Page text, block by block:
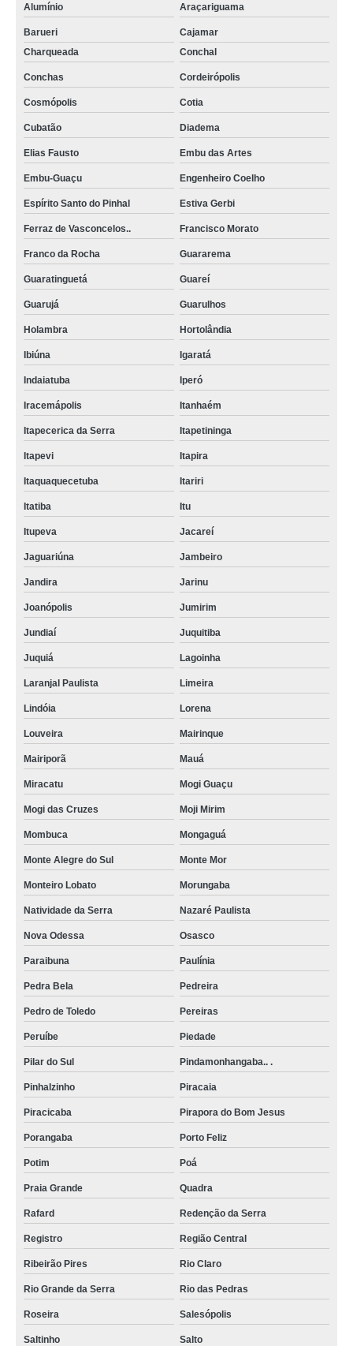
Alumínio Araçariguama
Barueri
Cajamar
Charqueada
Conchal
Conchas Cordeirópolis
Cosmópolis Cotia
Cubatão Diadema
Elias Fausto Embu das Artes
Embu-Guaçu Engenheiro Coelho
Espírito Santo do Pinhal Estiva Gerbi
Ferraz de Vasconcelos.. Francisco Morato
Franco da Rocha Guararema
Guaratinguetá Guareí
Guarujá Guarulhos
Holambra Hortolândia
Ibiúna Igaratá
Indaiatuba Iperó
Iracemápolis Itanhaém
Itapecerica da Serra Itapetininga
Itapevi Itapira
Itaquaquecetuba Itariri
Itatiba Itu
Itupeva Jacareí
Jaguariúna Jambeiro
Jandira Jarinu
Joanópolis Jumirim
Jundiaí Juquitiba
Juquiá Lagoinha
Laranjal Paulista Limeira
Lindóia Lorena
Louveira Mairinque
Mairiporã Mauá
Miracatu Mogi Guaçu
Mogi das Cruzes Moji Mirim
Mombuca Mongaguá
Monte Alegre do Sul Monte Mor
Monteiro Lobato Morungaba
Natividade da Serra Nazaré Paulista
Nova Odessa Osasco
Paraibuna Paulínia
Pedra Bela Pedreira
Pedro de Toledo Pereiras
Peruíbe Piedade
Pilar do Sul Pindamonhangaba.. .
Pinhalzinho Piracaia
Piracicaba Pirapora do Bom Jesus
Porangaba Porto Feliz
Potim Poá
Praia Grande Quadra
Rafard Redenção da Serra
Registro Região Central
Ribeirão Pires Rio Claro
Rio Grande da Serra Rio das Pedras
Roseira Salesópolis
Saltinho Salto